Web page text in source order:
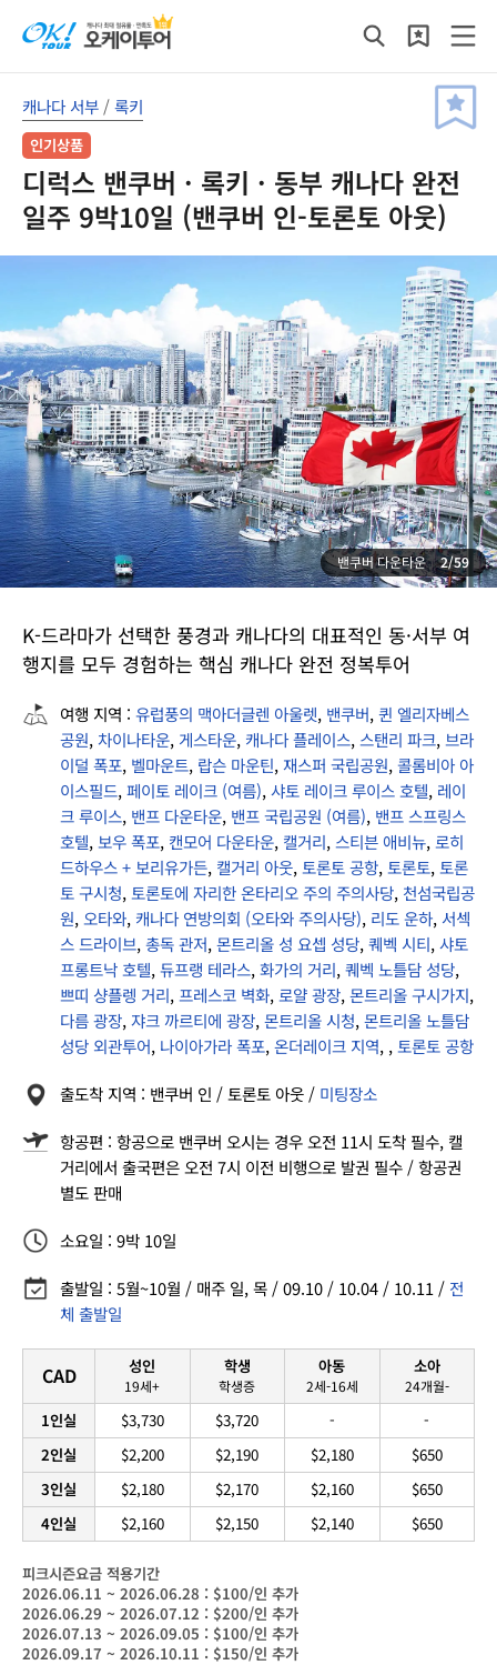
캐나다 서부 /록키
인기상품
디럭스 밴쿠버 · 록키 · 동부 캐나다 완전
일주 9박10일 (밴쿠버 인-토론토 아웃)
퀸 엘리자베스 공원 3/59
K-드라마가 선택한 풍경과 캐나다의 대표적인 동·서부 여
행지를 모두 경험하는 핵심 캐나다 완전 정복투어
여행 지역 : 유럽풍의 맥아더글렌 아울렛, 밴쿠버, 퀸 엘리자베스
공원, 차이나타운, 게스타운, 캐나다 플레이스, 스탠리 파크, 브라
이덜 폭포, 벨마운트, 랍슨 마운틴, 재스퍼 국립공원, 콜롬비아 아
이스필드, 페이토 레이크 (여름), 샤토 레이크 루이스 호텔, 레이
크 루이스, 밴프 다운타운, 밴프 국립공원 (여름), 밴프 스프링스
호텔, 보우 폭포, 캔모어 다운타운, 캘거리, 스티븐 애비뉴, 로히
드하우스 + 보리유가든, 캘거리 아웃, 토론토 공항, 토론토, 토론
토 구시청, 토론토에 자리한 온타리오 주의 주의사당, 천섬국립공
원, 오타와, 캐나다 연방의회 (오타와 주의사당), 리도 운하, 서섹
스 드라이브, 총독 관저, 몬트리올 성 요셉 성당, 퀘벡 시티, 샤토
프롱트낙 호텔, 듀프랭 테라스, 화가의 거리, 퀘벡 노틀담 성당,
쁘띠 샹플렝 거리, 프레스코 벽화, 로얄 광장, 몬트리올 구시가지,
다름 광장, 쟈크 까르티에 광장, 몬트리올 시청, 몬트리올 노틀담
성당 외관투어, 나이아가라 폭포, 온더레이크 지역, , 토론토 공항
출도착 지역 : 밴쿠버 인 / 토론토 아웃 / 미팅장소
항공편 : 항공으로 밴쿠버 오시는 경우 오전 11시 도착 필수, 캘
거리에서 출국편은 오전 7시 이전 비행으로 발권 필수 / 항공권
별도 판매
소요일 : 9박 10일
출발일 : 5월~10월 / 매주 일, 목 / 09.10 / 10.04 / 10.11 / 전
체 출발일
CAD
1인실
2인실
3인실
4인실
성인
19세+
$3,730
$2,200
$2,180
$2,160
학생
학생증
$3,720
$2,190
$2,170
$2,150
아동
2세-16세
-
$2,180
$2,160
$2,140
소아
24개월-
-
$650
$650
$650
피크시즌요금 적용기간
2026.06.11 ~ 2026.06.28 : $100/인 추가
2026.06.29 ~ 2026.07.12 : $200/인 추가
2026.07.13 ~ 2026.09.05 : $100/인 추가
2026.09.17 ~ 2026.10.11 : $150/인 추가